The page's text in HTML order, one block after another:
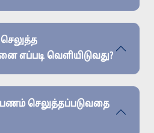
வெளியிடுவது?
செலுத்தப்படுவதை